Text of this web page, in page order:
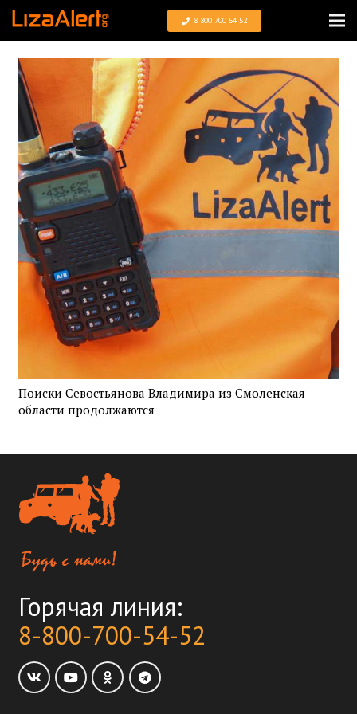
8 800 700 54 52
Поиски Севостьянова Владимира из Смоленская
области продолжаются
Горячая линия:
8-800-700-54-52